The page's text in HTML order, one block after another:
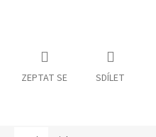
ZEPTAT SE SDÍLET